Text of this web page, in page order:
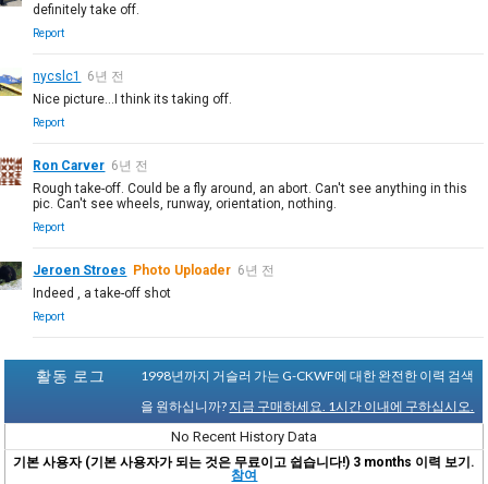
definitely take off.
Report
nycslc1
6년 전
Nice picture...I think its taking off.
Report
Ron Carver 6년 전
Rough take-off. Could be a fly around, an abort. Can't see anything in this
pic. Can't see wheels, runway, orientation, nothing.
Report
Jeroen Stroes Photo Uploader 6년 전
Indeed , a take-off shot
Report
활동 로그
1998년까지 거슬러 가는 G-CKWF에 대한 완전한 이력 검색
을 원하십니까? 지금 구매하세요. 1시간 이내에 구하십시오.
No Recent History Data
기본 사용자 (기본 사용자가 되는 것은 무료이고 쉽습니다!) 3 months 이력 보기.
참여